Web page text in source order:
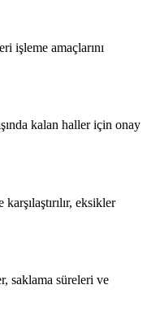
işleme amaçlarını
kalan haller için onay
eksikler
saklama süreleri ve